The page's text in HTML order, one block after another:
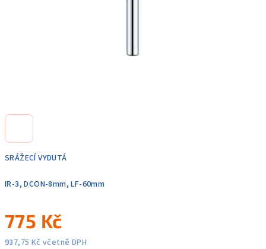
SRÁŽECÍ VYDUTÁ
IR-3, DCON-8mm, LF-60mm
775 Kč
937,75 Kč včetně DPH